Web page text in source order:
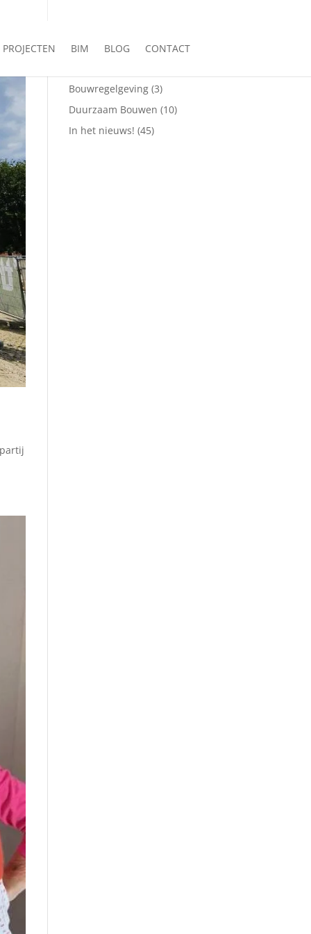
PROJECTEN BIM BLOG CONTACT
CATEGORIEËN
Bouwregelgeving(3)
Duurzaam Bouwen (10)
In het nieuws! (45)